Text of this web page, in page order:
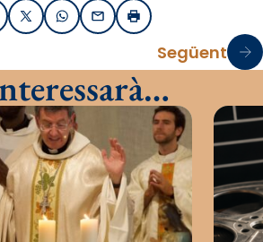
X / TwitterWhatsApp
EmailImprimir
Següent